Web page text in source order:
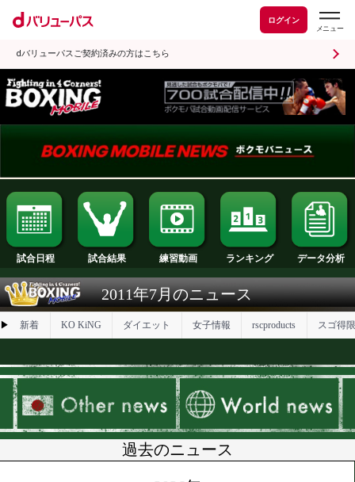
ログイン
dバリューパスご契約済みの方はこちら
試合日程 試合結果 練習動画 ランキング
新着 ダイエット